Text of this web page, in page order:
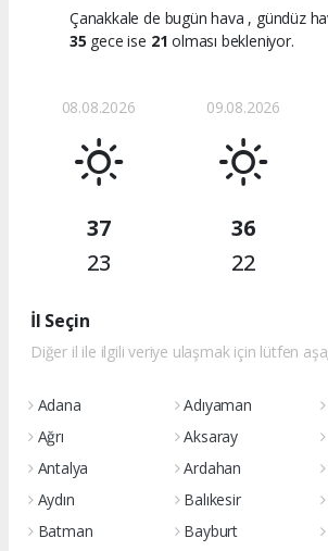
Çanakkale de bugün hava , gündüz
35 gece ise 21 olması bekleniyor.
08.08.2026
37
23
09.08.2026
36
22
İl Seçin
Diğer il ile ilgili veriye ulaşmak için lütfen
Adana Adıyaman
Ağrı
Aksaray
Antalya
Ardahan
Aydın
Balıkesir
Batman
Bayburt